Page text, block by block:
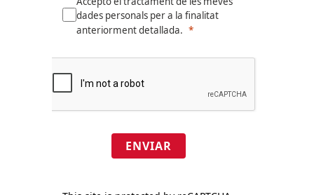
dades personals per a la finalitat
anteriorment detallada.
ENVIAR